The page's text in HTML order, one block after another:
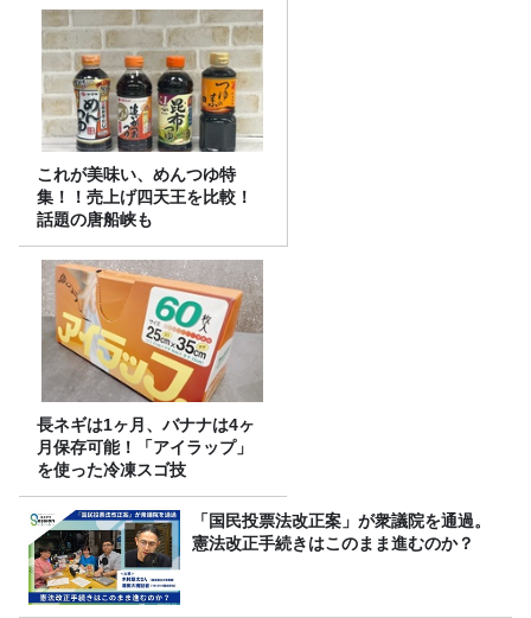
これが美味い、めんつゆ特
集！！売上げ四天王を比較！
話題の唐船峡も
長ネギは1ヶ月、バナナは4ヶ
月保存可能！「アイラップ」
を使った冷凍スゴ技
「国民投票法改正案」が衆議院を通過。
憲法改正手続きはこのまま進むのか？